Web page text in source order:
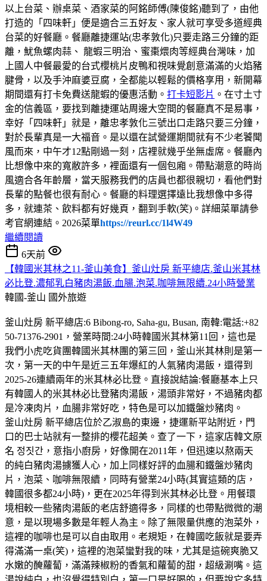
以上台菜、辦桌菜、酒家菜的阿銘師傅(陳俊銘)聽到了，由他
打造的「四味軒」便是適合三五好友、家人就可享受多道經典
台菜的好餐廳。餐廳離捷運站(忠孝敦化)只要走路三分鐘的距
離，魷魚螺肉蒜、 龍蝦三明治、蜜棗煨肉等經典台灣味，加
上國人中餐最愛的台式櫻桃片皮鴨和視味覺創意滿滿的火焰豬
腱骨，以及手沖麻婆豆腐，全都能以輕鬆的價格享用，新開幕
期間還有打卡免費送龍蝦的優惠活動。 打卡短影片 。在寸土寸
金的信義區，要找到離捷運站周邊大空間的餐廳真不是易事，
幸好「四味軒」就是，離忠孝敦化三號出口走路只要三分鐘，
對於長輩真是一大福音。是以還在試營運期間就有不少老饕聞
風而來，中午才12點剛過一刻，店裡就幾乎坐無虛席。餐廳內
比想像中來的寬敝許多，裡面還有一個包廂。帶點潮意的時尚
風適合各年齡層，當天服務我們的店員也都很親切，看他們對
長輩的點餐也很有耐心。餐廳的料理選擇遠比我想像中多得
多，就連茶、飲料都有好幾頁，翻到手軟(笑)。詳細菜單請參
考官網連結。2026菜單https://reurl.cc/1l4W49
繼續閱讀
6天前
【韓國米其林之11-釜山美食】釜山灶房 新平總店.釜山米其林
必比登.濃郁乳白豬肉湯飯.血腸.泡菜.咖啡無限續.24小時營業
韓國-釜山 國外旅遊
釜山灶房 新平總店:6 Bibong-ro, Saha-gu, Busan, 南韓:電話:+82
50-71376-2901，營業時間:24小時韓國米其林第11回，這也是
我們小虎吃貨團韓國米其林團的第三回，釜山米其林則是第一
次，第一天的中午是近三五年爆紅的人氣豬肉湯飯，還得到
2025-26連續兩年的米其林必比登。直接說結論:餐廳基本上只
有韓國人的米其林必比登豬肉湯飯，湯頭非常好，不過豬肉都
是冷凍肉片，血腸非常好吃，特色是可以加鐵盤炒豬肉。
釜山灶房 新平總店位於乙淑島的東邊，捷運新平站附近，門
口的巴士站就有一整排的櫻花超美。查了一下，這家店韓文原
名 정짓간，意指小廚房，好像開在2011年，但迅速以熬兩天
的純白豬肉湯擄獲人心，加上同樣好評的血腸和鐵盤炒豬肉
片，泡菜、咖啡無限續，同時有營業24小時(其實這類的店，
韓國很多都24小時)，更在2025年得到米其林必比登。用餐環
境相較一些豬肉湯飯的老店舒適得多，同樣的也帶點微微的潮
意，是以現場多數是年輕人為主。除了無限量供應的泡菜外，
這裡的咖啡也是可以自由取用。老規矩，在韓國吃飯就是要弄
得滿滿一桌(笑)，這裡的泡菜蠻對我的味，尤其是這碗爽脆又
水嫩的醃蘿蔔，滿滿辣椒粉的香氣和蘿蔔的甜，超級涮嘴。這